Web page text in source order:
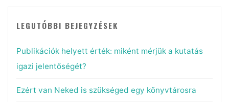
LEGUTÓBBI BEJEGYZÉSEK
Publikációk helyett érték: miként mérjük a kutatás
igazi jelentőségét?
Ezért van Neked is szükséged egy könyvtárosra